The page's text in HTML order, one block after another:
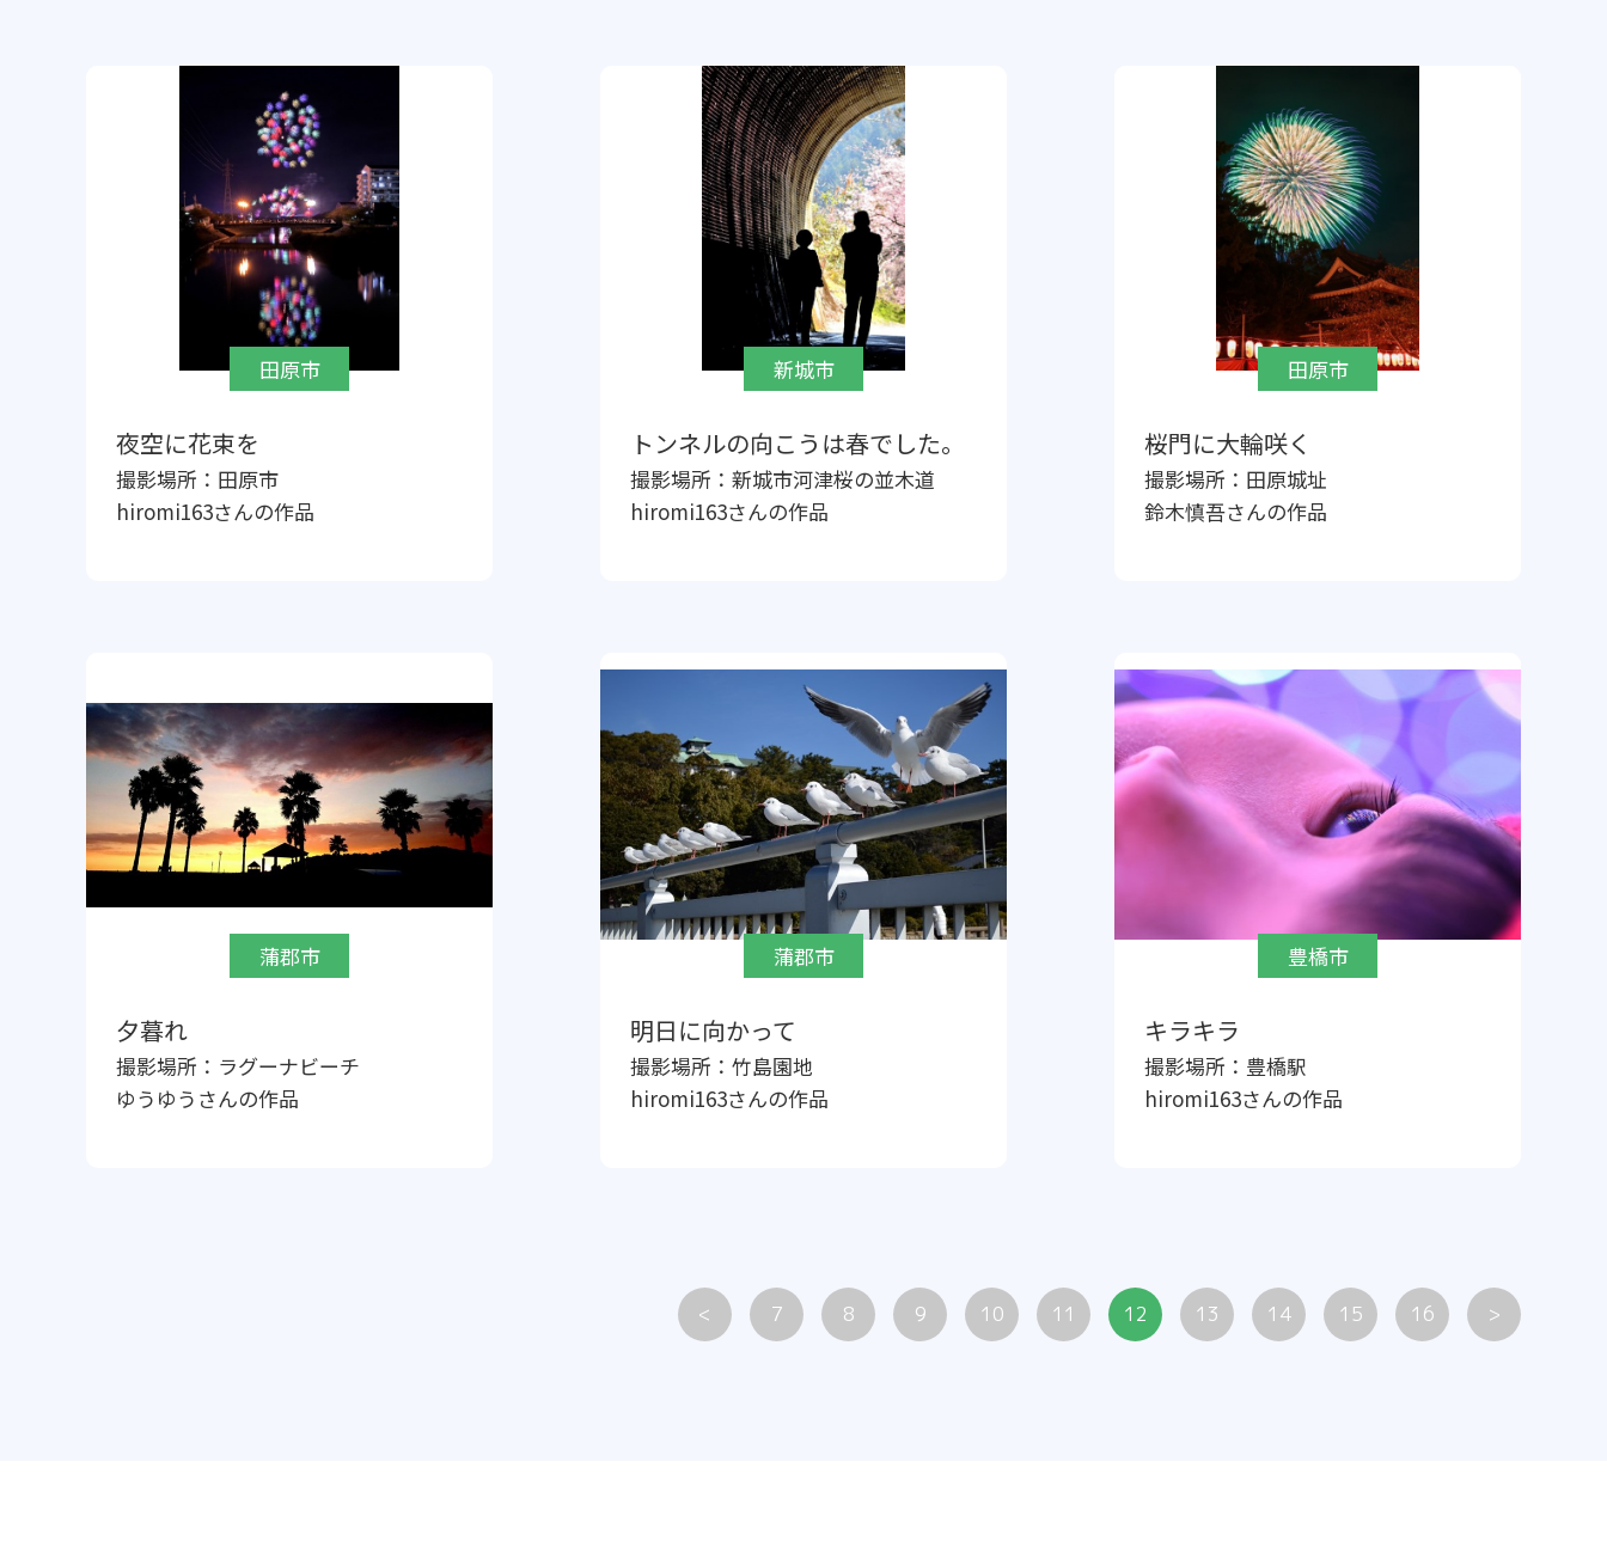
田原市
夜空に花束を
撮影場所： 田原市
hiromi163さんの作品
新城市
トンネルの向こうは春でした。
撮影場所： 新城市河津桜の並木道
hiromi163さんの作品
田原市
桜門に大輪咲く
撮影場所： 田原城址
鈴木慎吾さんの作品
蒲郡市
夕暮れ
撮影場所： ラグーナビーチ
ゆうゆう さんの作品
蒲郡市
明日に向かって
撮影場所： 竹島園地
hiromi163さんの作品
豊橋市
キラキラ
撮影場所： 豊橋駅
hiromi163さんの作品
< 7 8 9 10 11 12 13 14 15 16 >